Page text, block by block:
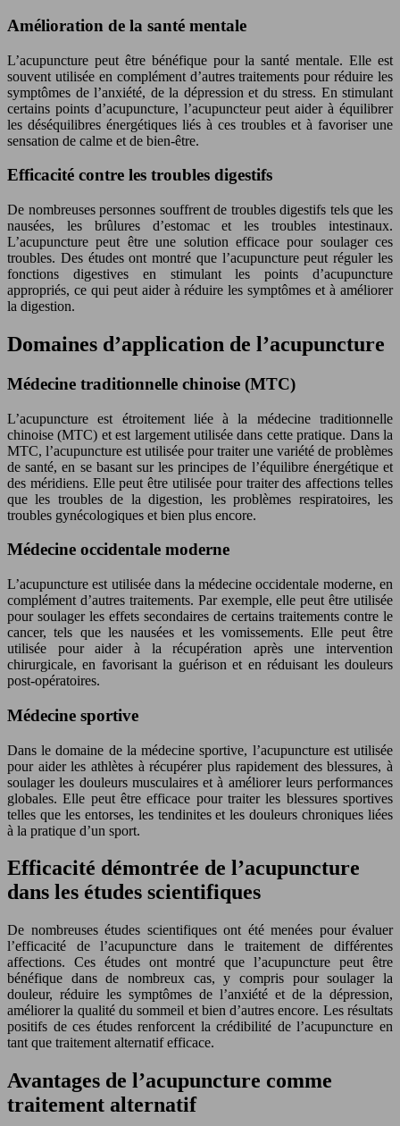
Amélioration de la santé mentale
L’acupuncture peut être bénéfique pour la santé mentale. Elle est
souvent utilisée en complément d’autres traitements pour réduire les
symptômes de l’anxiété, de la dépression et du stress. En stimulant
certains points d’acupuncture, l’acupuncteur peut aider à équilibrer
les déséquilibres énergétiques liés à ces troubles et à favoriser une
sensation de calme et de bien-être.
Efficacité contre les troubles digestifs
De nombreuses personnes souffrent de troubles digestifs tels que les
nausées, les brûlures d’estomac et les troubles intestinaux.
L’acupuncture peut être une solution efficace pour soulager ces
troubles. Des études ont montré que l’acupuncture peut réguler les
fonctions digestives en stimulant les points d’acupuncture
appropriés, ce qui peut aider à réduire les symptômes et à améliorer
la digestion.
Domaines d’application de l’acupuncture
Médecine traditionnelle chinoise (MTC)
L’acupuncture est étroitement liée à la médecine traditionnelle
chinoise (MTC) et est largement utilisée dans cette pratique. Dans la
MTC, l’acupuncture est utilisée pour traiter une variété de problèmes
de santé, en se basant sur les principes de l’équilibre énergétique et
des méridiens. Elle peut être utilisée pour traiter des affections telles
que les troubles de la digestion, les problèmes respiratoires, les
troubles gynécologiques et bien plus encore.
Médecine occidentale moderne
L’acupuncture est utilisée dans la médecine occidentale moderne, en
complément d’autres traitements. Par exemple, elle peut être utilisée
pour soulager les effets secondaires de certains traitements contre le
cancer, tels que les nausées et les vomissements. Elle peut être
utilisée pour aider à la récupération après une intervention
chirurgicale, en favorisant la guérison et en réduisant les douleurs
post-opératoires.
Médecine sportive
Dans le domaine de la médecine sportive, l’acupuncture est utilisée
pour aider les athlètes à récupérer plus rapidement des blessures, à
soulager les douleurs musculaires et à améliorer leurs performances
globales. Elle peut être efficace pour traiter les blessures sportives
telles que les entorses, les tendinites et les douleurs chroniques liées
à la pratique d’un sport.
Efficacité démontrée de l’acupuncture
dans les études scientifiques
De nombreuses études scientifiques ont été menées pour évaluer
l’efficacité de l’acupuncture dans le traitement de différentes
affections. Ces études ont montré que l’acupuncture peut être
bénéfique dans de nombreux cas, y compris pour soulager la
douleur, réduire les symptômes de l’anxiété et de la dépression,
améliorer la qualité du sommeil et bien d’autres encore. Les résultats
positifs de ces études renforcent la crédibilité de l’acupuncture en
tant que traitement alternatif efficace.
Avantages de l’acupuncture comme
traitement alternatif